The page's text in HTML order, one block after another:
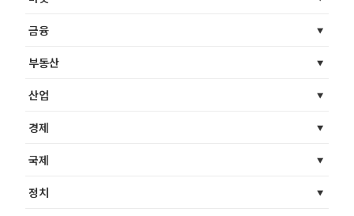
금융
부동산
산업
경제
국제
정치